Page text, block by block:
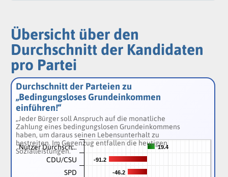
Übersicht über den
Durchschnitt der Kandidaten
pro Partei
19.4
19.4
-91.2
-91.2
-46.2
-46.2
Nutzer Durchsch…
CDU/CSU
SPD
Durchschnitt der Parteien zu
„Bedingungsloses Grundeinkommen
einführen!“
„Jeder Bürger soll Anspruch auf die monatliche
Zahlung eines bedingungslosen Grundeinkommens
haben, um daraus seinen Lebensunterhalt zu
bestreiten. Im Gegenzug entfallen die heutigen
Sozialleistungen.“